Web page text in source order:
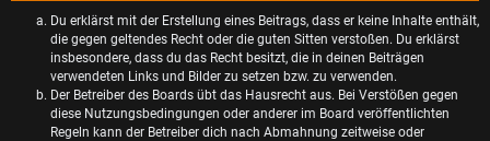
Du erklärst mit der Erstellung eines Beitrags, dass er keine Inhalte enthält,
die gegen geltendes Recht oder die guten Sitten verstoßen. Du erklärst
insbesondere, dass du das Recht besitzt, die in deinen Beiträgen
verwendeten Links und Bilder zu setzen bzw. zu verwenden.
Der Betreiber des Boards übt das Hausrecht aus. Bei Verstößen gegen
diese Nutzungsbedingungen oder anderer im Board veröffentlichten
Regeln kann der Betreiber dich nach Abmahnung zeitweise oder